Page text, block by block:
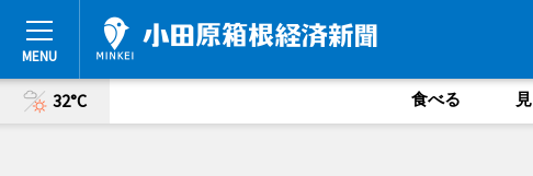
32°C 食べる